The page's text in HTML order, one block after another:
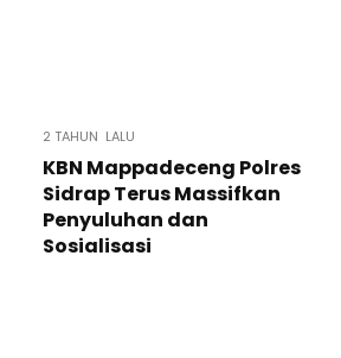
2 TAHUN LALU
KBN Mappadeceng Polres
Sidrap Terus Massifkan
Penyuluhan dan
Sosialisasi